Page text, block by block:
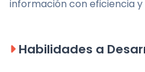
información con eficiencia
Habilidades a